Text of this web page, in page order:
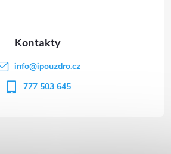
info@ipouzdro.cz
777 503 645